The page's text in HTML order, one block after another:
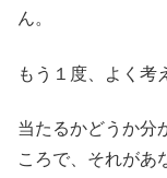
ん。
もう１度、よく考
当たるかどうか分
ころで、それがあ